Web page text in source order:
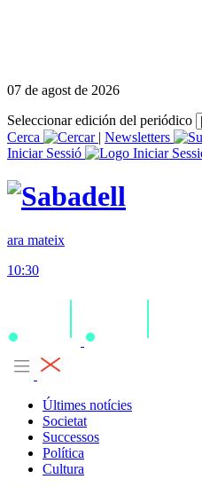
07 de agost de 2026
Seleccionar edición del periódico
Cerca
| Newsletters
Iniciar Sessió
ara mateix
10:30
Últimes notícies
Societat
Successos
Política
Cultura